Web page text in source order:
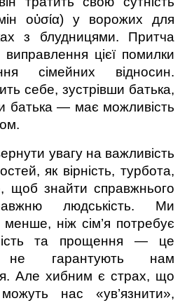
οὐσία) у ворожих для
з блудницями. Притча
цієї помилки
сімейних відносин.
себе, зустрівши батька,
— має можливість
увагу на важливість
як вірність, турбота,
щоб знайти справжнього
людськість. Ми
менше, ніж сім’я потребує
та прощення — це
гарантують нам
Але хибним є страх, що
нас «ув’язнити»,